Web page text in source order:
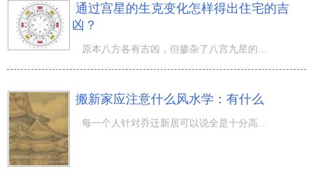
通过宫星的生克变化怎样得出住宅的吉
凶？
搬新家应注意什么风水学：有什么
每一个人针对乔迁新居可以说全是十分高兴的，并且特别是在乔迁新居后会有一种莫名其妙的愉悦之感。可在乔迁